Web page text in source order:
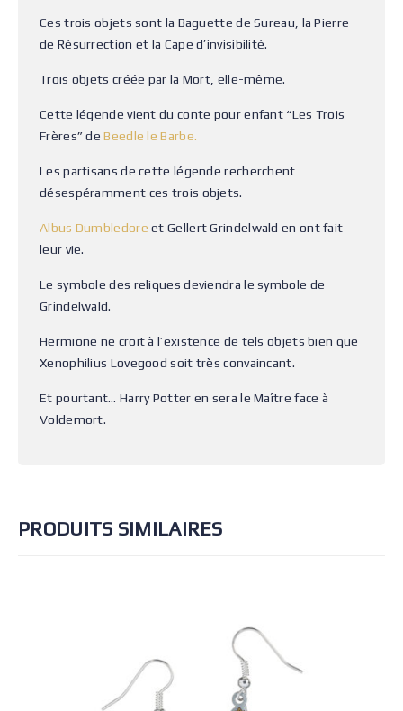
Ces trois objets sont la Baguette de Sureau, la Pierre
de Résurrection et la Cape d’invisibilité.
Trois objets créée par la Mort, elle-même.
Cette légende vient du conte pour enfant “Les Trois
Frères” de Beedle le Barbe.
Les partisans de cette légende recherchent
désespéramment ces trois objets.
Albus Dumbledore et Gellert Grindelwald en ont fait
leur vie.
Le symbole des reliques deviendra le symbole de
Grindelwald.
Hermione ne croit à l’existence de tels objets bien que
Xenophilius Lovegood soit très convaincant.
Et pourtant… Harry Potter en sera le Maître face à
Voldemort.
PRODUITS SIMILAIRES